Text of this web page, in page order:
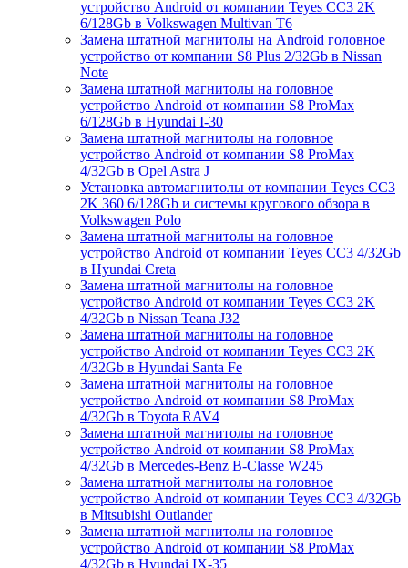
устройство Android от компании Teyes CC3 2K
6/128Gb в Volkswagen Multivan T6
Замена штатной магнитолы на Android головное
устройство от компании S8 Plus 2/32Gb в Nissan
Note
Замена штатной магнитолы на головное
устройство Android от компании S8 ProMax
6/128Gb в Hyundai I-30
Замена штатной магнитолы на головное
устройство Android от компании S8 ProMax
4/32Gb в Opel Astra J
Установка автомагнитолы от компании Teyes CC3
2K 360 6/128Gb и системы кругового обзора в
Volkswagen Polo
Замена штатной магнитолы на головное
устройство Android от компании Teyes CC3 4/32Gb
в Hyundai Creta
Замена штатной магнитолы на головное
устройство Android от компании Teyes CC3 2K
4/32Gb в Nissan Teana J32
Замена штатной магнитолы на головное
устройство Android от компании Teyes CC3 2K
4/32Gb в Hyundai Santa Fe
Замена штатной магнитолы на головное
устройство Android от компании S8 ProMax
4/32Gb в Toyota RAV4
Замена штатной магнитолы на головное
устройство Android от компании S8 ProMax
4/32Gb в Mercedes-Benz B-Classe W245
Замена штатной магнитолы на головное
устройство Android от компании Teyes CC3 4/32Gb
в Mitsubishi Outlander
Замена штатной магнитолы на головное
устройство Android от компании S8 ProMax
4/32Gb в Hyundai IX-35